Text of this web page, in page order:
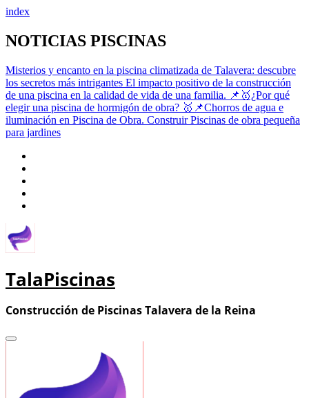
index
Saltar
al
NOTICIAS PISCINAS
Misterios y encanto en la piscina climatizada de Talavera: descubre
los secretos más intrigantes El impacto positivo de la construcción
de una piscina en la calidad de vida de una familia. 📌🥇¿Por qué
elegir una piscina de hormigón de obra? 🥇📌Chorros de agua e
iluminación en Piscina de Obra. Construir Piscinas de obra pequeña
para jardines
TalaPiscinas
Construcción de Piscinas Talavera de la Reina